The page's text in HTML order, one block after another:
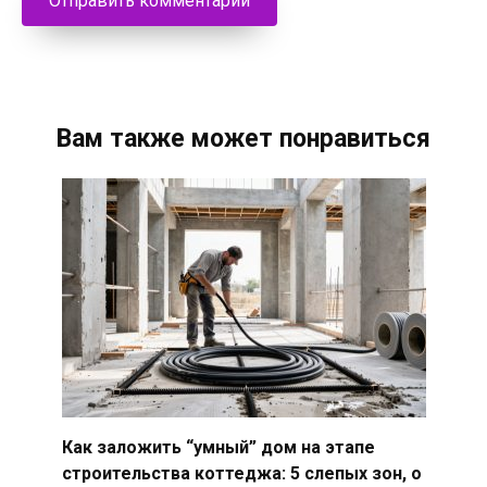
Вам также может понравиться
Как заложить “умный” дом на этапе
строительства коттеджа: 5 слепых зон, о